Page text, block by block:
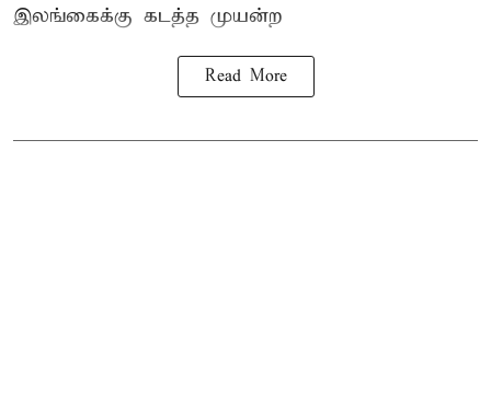
இலங்கைக்கு கடத்த முயன்ற
Read More